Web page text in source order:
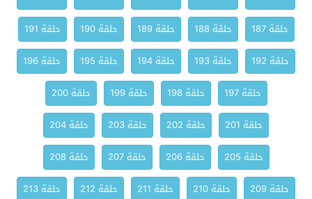
حلقة 187
حلقة 188 حلقة 189 حلقة 190
حلقة 191
حلقة 192
حلقة 193 حلقة 194 حلقة 195
حلقة 196
حلقة 197
حلقة 198 حلقة 199
حلقة 200
حلقة 201
حلقة 202 حلقة 203
حلقة 204
حلقة 205
حلقة 206 حلقة 207
حلقة 208
حلقة 209
حلقة 210 حلقة 211 حلقة 212
حلقة 213